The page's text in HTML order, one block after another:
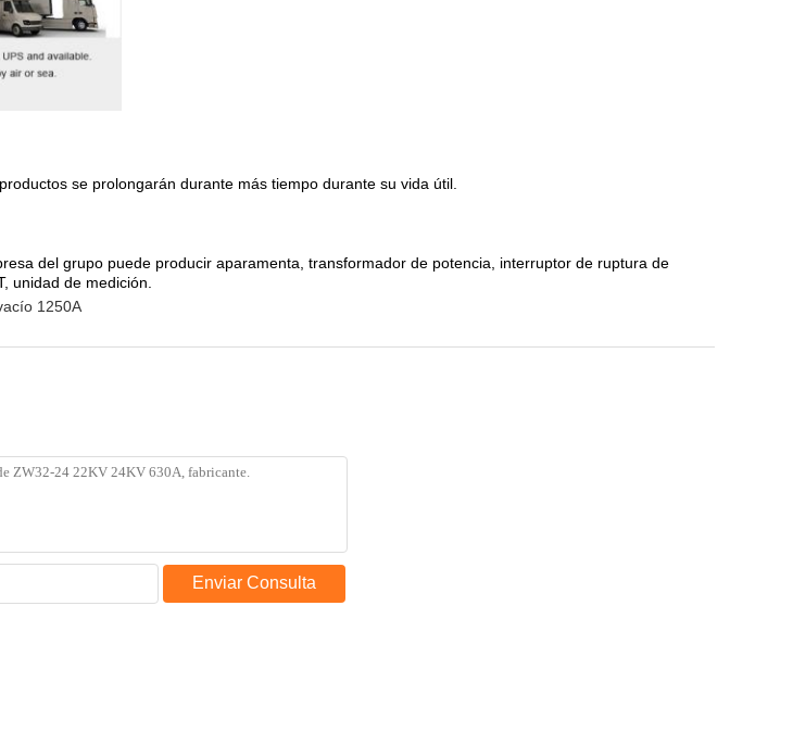
se prolongarán durante más tiempo durante su vida útil.
del grupo puede producir aparamenta, transformador de potencia, interruptor de ruptura de
unidad de medición.
1250A
Enviar Consulta